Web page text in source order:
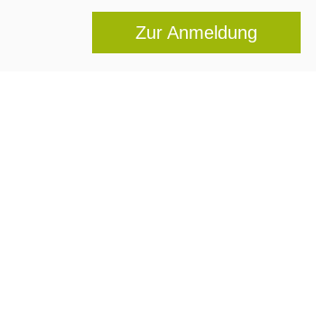
Zur Anmeldung